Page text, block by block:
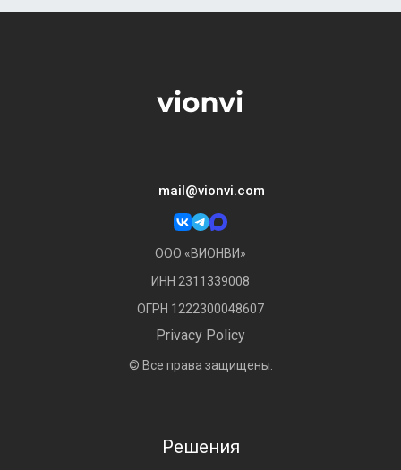
mail@vionvi.com
ООО «ВИОНВИ»
ИНН 2311339008
ОГРН 1222300048607
Privacy Policy
© Все права защищены.
Решения